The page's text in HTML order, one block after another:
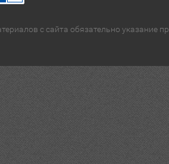
с сайта обязательно указание